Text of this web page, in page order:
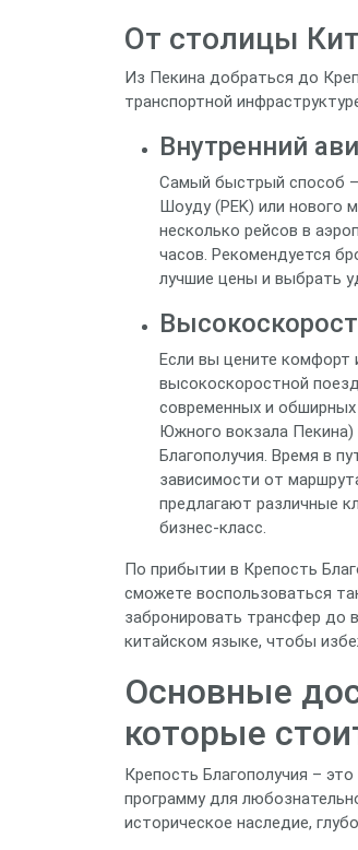
От столицы
Из Пекина добраться до
транспортной
Внутренний
Самый быстрый способ –
Шоуду (PEK) или нового
несколько рейсов в
часов. Рекомендуется
лучшие цены и выбрать
Если вы цените комфорт
высокоскоростной
современных и
Южного вокзала
Благополучия. Время в
зависимости от
предлагают различные
бизнес-класс.
По прибытии в Крепость
сможете воспользоваться
забронировать трансфер до
китайском языке, чтобы
Основные
которые
Крепость Благополучия –
программу для
историческое наследие,